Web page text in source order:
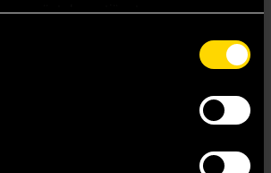
använt deras tjänster.